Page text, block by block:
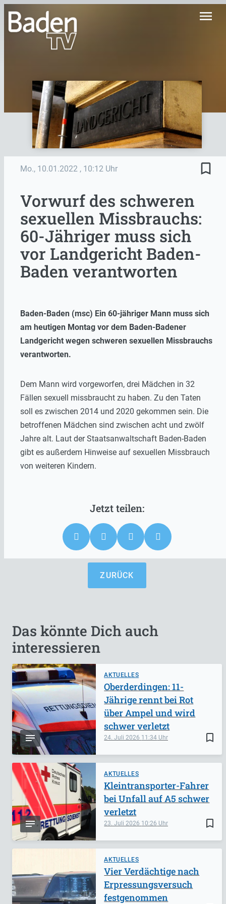
menu
Mo., 10.01.2022 , 10:12 Uhr bookmark_border
Vorwurf des schweren
sexuellen Missbrauchs:
60-Jähriger muss sich
vor Landgericht Baden-
Baden verantworten
Baden-Baden (msc) Ein 60-jähriger Mann muss sich
am heutigen Montag vor dem Baden-Badener
Landgericht wegen schweren sexuellen Missbrauchs
verantworten.
Dem Mann wird vorgeworfen, drei Mädchen in 32
Fällen sexuell missbraucht zu haben. Zu den Taten
soll es zwischen 2014 und 2020 gekommen sein. Die
betroffenen Mädchen sind zwischen acht und zwölf
Jahre alt. Laut der Staatsanwaltschaft Baden-Baden
gibt es außerdem Hinweise auf sexuellen Missbrauch
von weiteren Kindern.
ZURÜCK
Das könnte Dich auch
interessieren
AKTUELLES
bookmark_border
24. Juli 2026 11:34
Oberderdingen: 11-
Jährige rennt bei Rot
über Ampel und wird
schwer verletzt
AKTUELLES
bookmark_border
23. Juli 2026 10:26
Kleintransporter-Fahrer
bei Unfall auf A5 schwer
verletzt
AKTUELLES
Vier Verdächtige nach
Erpressungsversuch
festgenommen